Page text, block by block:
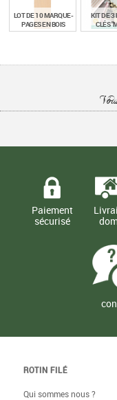
LOT DE 10 MARQUE-
PAGES EN BOIS
BOUT ARRONDI
5,90TTC
KIT DE 3
CLÉS
EN BOIS
Paiement
sécurisé
ROTIN FILÉ
Qui sommes nous ?